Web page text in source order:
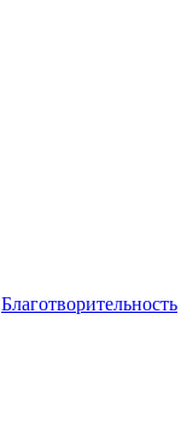
Благотворительность